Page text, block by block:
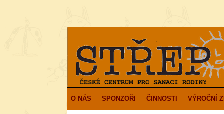
O NÁS SPONZOŘI ČINNOSTI VÝROČNÍ